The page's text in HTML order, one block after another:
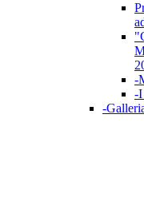
-
-I
-